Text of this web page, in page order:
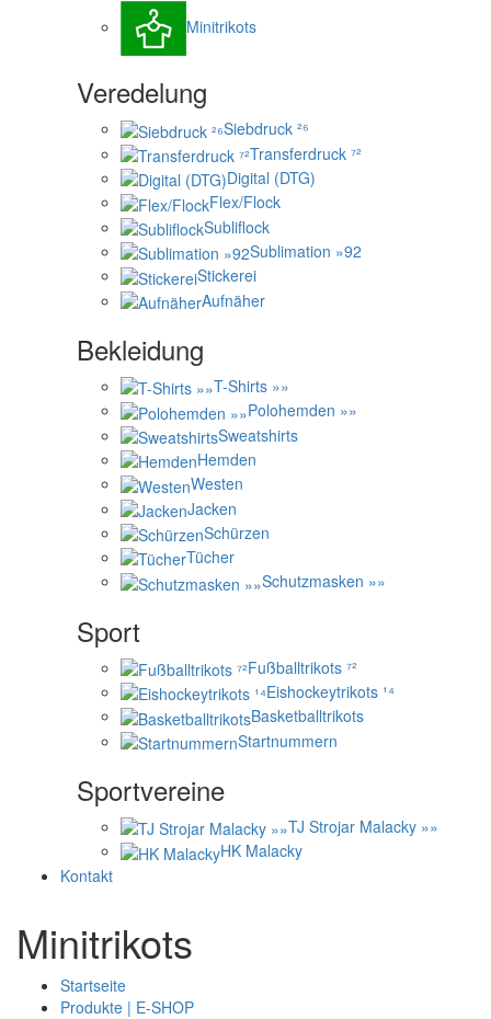
Minitrikots
Veredelung
Siebdruck ²⁶
Transferdruck ⁷²
Digital (DTG)
Flex/Flock
Subliflock
Sublimation »92
Stickerei
Aufnäher
Bekleidung
T-Shirts »»
Polohemden »»
Sweatshirts
Hemden
Westen
Jacken
Schürzen
Tücher
Schutzmasken »»
Sport
Fußballtrikots ⁷²
Eishockeytrikots ¹⁴
Basketballtrikots
Startnummern
Sportvereine
TJ Strojar Malacky »»
HK Malacky
Kontakt
Minitrikots
Startseite
Produkte | E-SHOP